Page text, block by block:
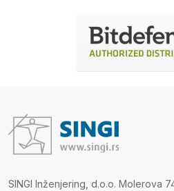
SINGI Inženjering, d.o.o. Molerova